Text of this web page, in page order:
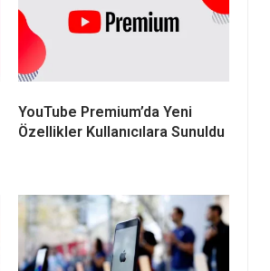
YouTube Premium’da Yeni
Özellikler Kullanıcılara Sunuldu